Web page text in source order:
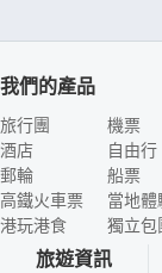
我們的產品
旅行團
酒店
郵輪
高鐵火車票
港玩港食
機票
自由行
船票
當地體
獨立包
旅遊資訊